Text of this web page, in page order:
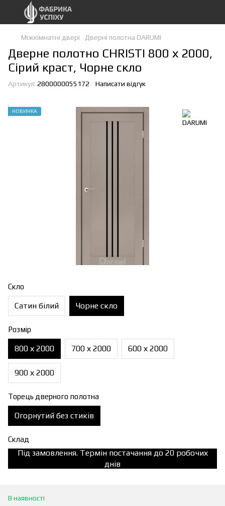
Міжкімнатні двері Дверні полотна DARUMI
Дверне полотно CHRISTI 800 х 2000,
Сірий краст, Чорне скло
Артикул: 2800000055172 Написати відгук
НОВИНКА
Скло
Сатин білий Чорне скло
Розмір
800 х 2000 700 х 2000 600 х 2000
900 х 2000
Торець дверного полотна
Огорнутий без стиків
Склад
Під замовлення. Термін постачання до 20 робочих
днів
В наявності